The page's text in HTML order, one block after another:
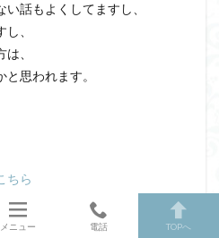
話もよくしてますし、
、
、
思われます。
ちら
メニュー 電話 TOPへ